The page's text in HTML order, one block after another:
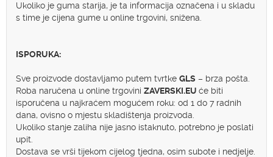
Ukoliko je guma starija, je ta informacija označena i u skladu
s time je cijena gume u online trgovini, snižena.
ISPORUKA:
Sve proizvode dostavljamo putem tvrtke GLS – brza pošta.
Roba naručena u online trgovini ZAVERSKI.EU će biti
isporučena u najkraćem mogućem roku: od 1 do 7 radnih
dana, ovisno o mjestu skladištenja proizvoda.
Ukoliko stanje zaliha nije jasno istaknuto, potrebno je poslati
upit.
Dostava se vrši tijekom cijelog tjedna, osim subote i nedjelje.